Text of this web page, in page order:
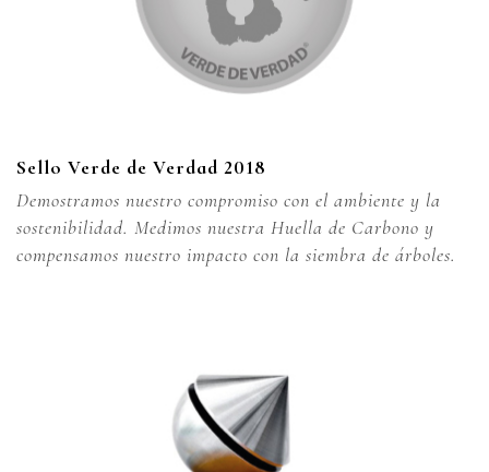
Sello Verde de Verdad 2018
Demostramos nuestro compromiso con el ambiente y la
sostenibilidad. Medimos nuestra Huella de Carbono y
compensamos nuestro impacto con la siembra de árboles.